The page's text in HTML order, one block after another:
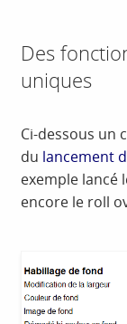
Des
uniques
Ci-dessous un
du lancement
exemple lancé
encore le roll